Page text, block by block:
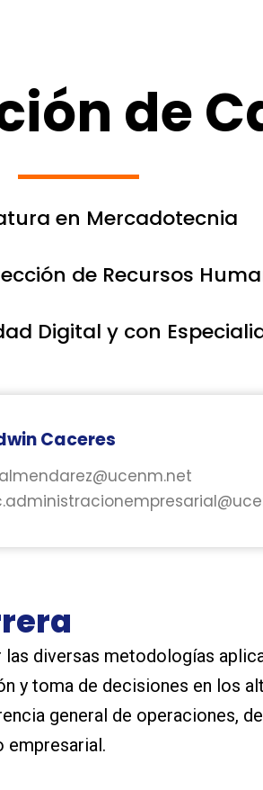
de
en Mercadotecnia
de Recursos
Digital y con
Caceres
diversas metodologías
y toma de decisiones en los
general de operaciones,
empresarial.